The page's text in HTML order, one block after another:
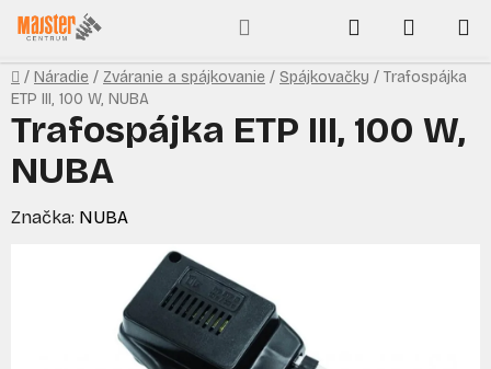
Prejsť
na
obsah
Hľadať
KOŠÍK
Domov
/ Náradie / Zváranie a spájkovanie / Spájkovačky / Trafospájka
ETP III, 100 W, NUBA
Trafospájka ETP III, 100 W,
NUBA
Značka: NUBA